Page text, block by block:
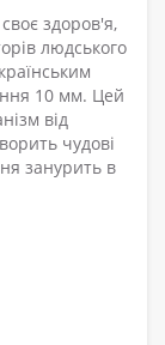
здоров'я,
людського
10 мм. Цей
від
чудові
занурить в